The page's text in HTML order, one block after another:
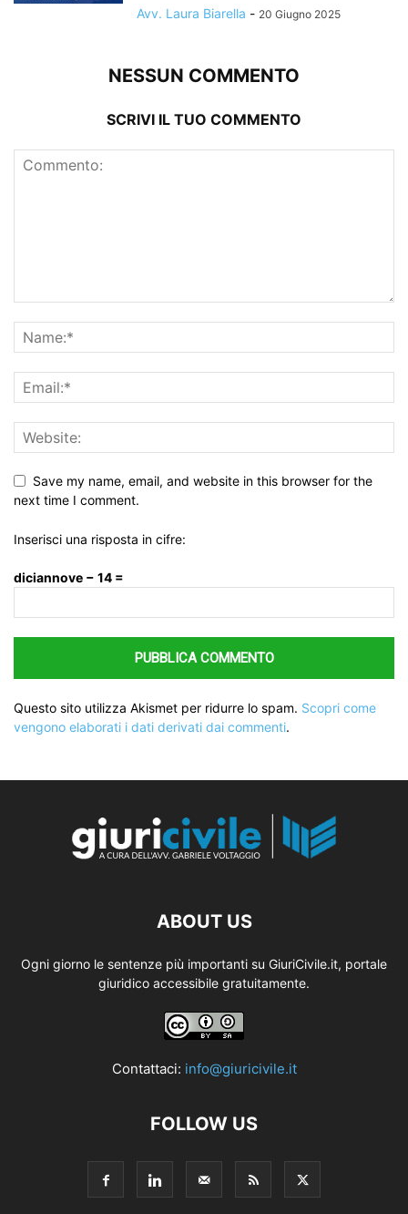
Avv. Laura Biarella - 20 Giugno 2025
NESSUN COMMENTO
SCRIVI IL TUO COMMENTO
Save my name, email, and website in this browser for the
next time I comment.
Inserisci una risposta in cifre:
diciannove − 14 =
Questo sito utilizza Akismet per ridurre lo spam. Scopri come
vengono elaborati i dati derivati dai commenti.
ABOUT US
Ogni giorno le sentenze più importanti su GiuriCivile.it, portale
giuridico accessibile gratuitamente.
Contattaci: info@giuricivile.it
FOLLOW US